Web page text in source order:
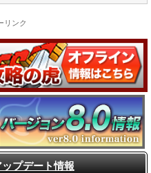
リンク
プデート情報